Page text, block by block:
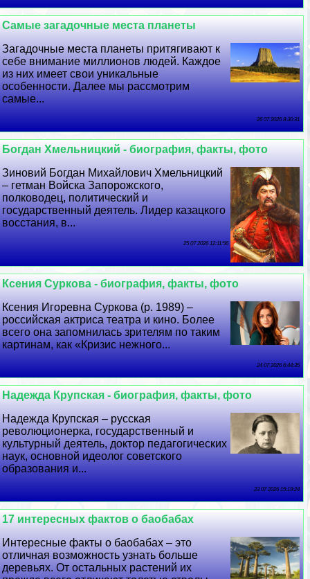
Самые загадочные места планеты
Загадочные места планеты притягивают к
себе внимание миллионов людей. Каждое
из них имеет свои уникальные
особенности. Далее мы рассмотрим
самые...
26 07 2026 8:30:31
Богдан Хмельницкий - биография, факты, фото
Зиновий Богдан Михайлович Хмельницкий
– гетман Войска Запорожского,
полководец, политический и
государственный деятель. Лидер казацкого
восстания, в...
25 07 2026 12:11:56
Ксения Суркова - биография, факты, фото
Ксения Игоревна Суркова (р. 1989) –
российская актриса театра и кино. Более
всего она запомнилась зрителям по таким
картинам, как «Кризис нежного...
24 07 2026 6:44:35
Надежда Крупская - биография, факты, фото
Надежда Крупская – русская
революционерка, государственный и
культурный деятель, доктор педагогических
наук, основной идеолог советского
образования и...
23 07 2026 15:19:24
17 интересных фактов о баобабах
Интересные факты о баобабах – это
отличная возможность узнать больше
деревьях. От остальных растений их